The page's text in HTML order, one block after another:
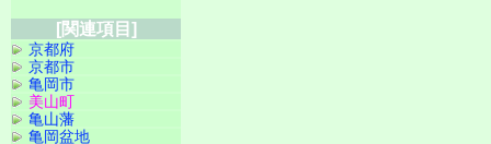
[関連項目]
京都府
京都市
亀岡市
美山町
亀山藩
亀岡盆地